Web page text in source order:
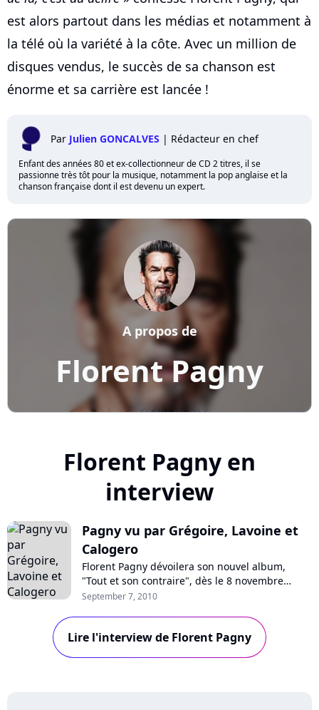
est alors partout dans les médias et notamment à
la télé où la variété à la côte. Avec un million de
disques vendus, le succès de sa chanson est
énorme et sa carrière est lancée !
Par Julien GONCALVES | Rédacteur en chef
Enfant des années 80 et ex-collectionneur de CD 2 titres, il se
passionne très tôt pour la musique, notamment la pop anglaise et la
chanson française dont il est devenu un expert.
Florent Pagny
A propos de
Florent Pagny en
interview
Pagny vu par Grégoire, Lavoine et
Calogero
Florent Pagny dévoilera son nouvel album,
"Tout et son contraire", dès le 8 novembre
prochain. Un disque sur lequel collaborent
Attal, Vincent Baguian, Daran, John Mamann,
mais aussi Grégoire, Marc Lavoine, et Calogero
: visionnez les interview de ces trois derniers...
September 7, 2010
Lire l'interview de Florent Pagny